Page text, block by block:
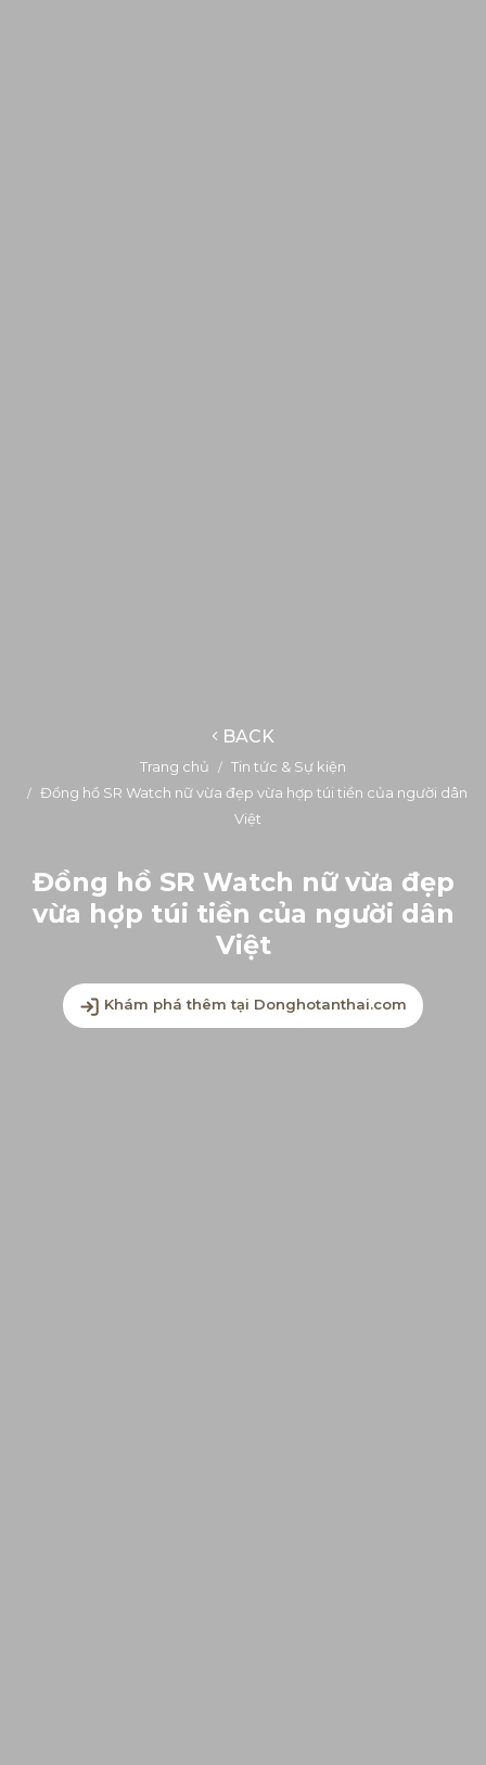
BACK
Trang chủ
Tin tức & Sự kiện
Đồng hồ SR Watch nữ vừa đẹp vừa hợp túi tiền của người dân
Việt
Đồng hồ SR Watch nữ vừa đẹp
vừa hợp túi tiền của người dân
Việt
Khám phá thêm tại Donghotanthai.com